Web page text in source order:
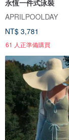
永恆一件式泳裝
APRILPOOLDAY
NT$ 3,781
61 人正準備購買